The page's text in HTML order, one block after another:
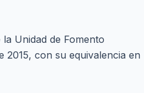
Unidad de Fomento
2015, con su equivalencia en